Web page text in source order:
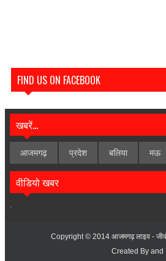
FIND US ON FACEBOOK
खबरें...
आजमगढ़ प्रदेश बलिया मऊ
वीडियो खबर
Copyright © 2014 आजमगढ़ लाइव -
Created By and